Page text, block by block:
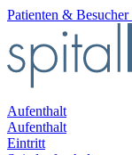
Patienten & Besucher
Aufenthalt
Aufenthalt
Eintritt